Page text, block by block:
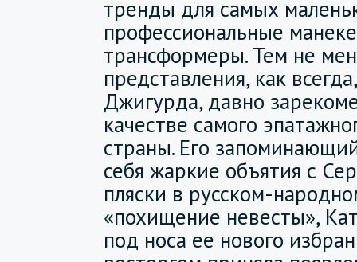
тренды для самых
профессиональные
трансформеры. Тем не
представления, как
Джигурда, давно
качестве самого
страны. Его
себя жаркие объятия с
пляски в русском-
«похищение невесты»,
под носа ее нового